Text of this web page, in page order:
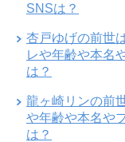
SNSは？
杏戸ゆげの前世
レや年齢や本名
は？
龍ヶ崎リンの前
や年齢や本名や
は？